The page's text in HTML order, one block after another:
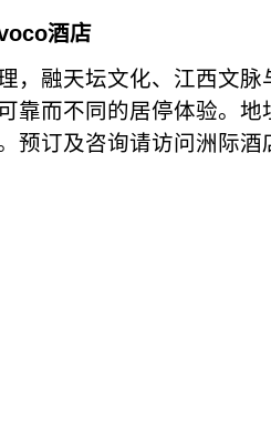
酒店
，融天坛文化、江西文
靠而不同的居停体验。
预订及咨询请访问洲际